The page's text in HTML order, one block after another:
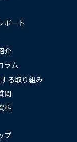
ポート
介
ラム
る取り組み
問
料
プ